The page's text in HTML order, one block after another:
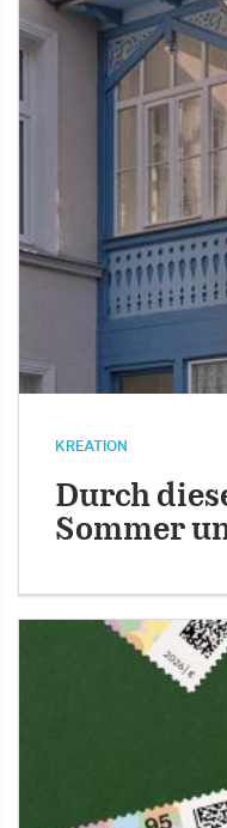
KREATION
Durch
Sommer